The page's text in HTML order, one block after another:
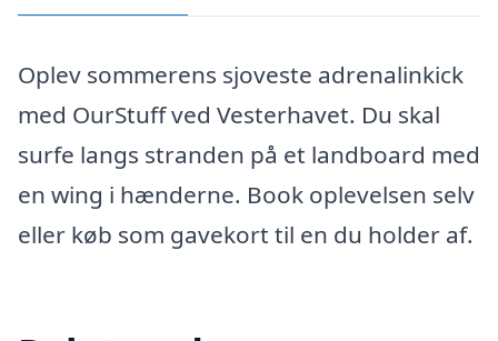
Oplev sommerens sjoveste adrenalinkick
med OurStuff ved Vesterhavet. Du skal
surfe langs stranden på et landboard med
en wing i hænderne. Book oplevelsen selv
eller køb som gavekort til en du holder af.